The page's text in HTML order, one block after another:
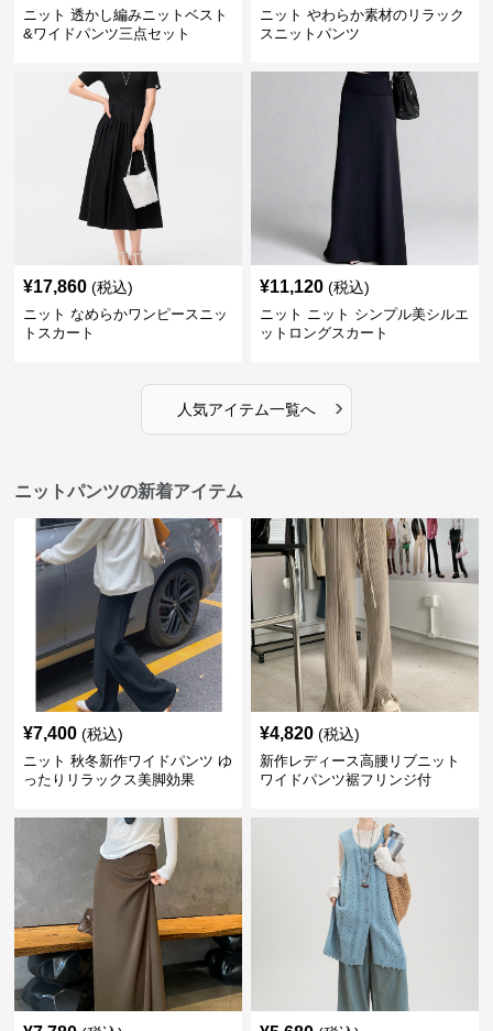
ニット 透かし編みニットベスト
&ワイドパンツ三点セット
ニット やわらか素材のリラック
スニットパンツ
¥17,860 (税込)
ニット なめらかワンピースニッ
トスカート
¥11,120 (税込)
ニット ニット シンプル美シルエ
ットロングスカート
人気アイテム一覧へ ›
ニットパンツの新着アイテム
¥7,400 (税込)
ニット 秋冬新作ワイドパンツ ゆ
ったりリラックス美脚効果
¥4,820 (税込)
新作レディース高腰リブニット
ワイドパンツ裾フリンジ付